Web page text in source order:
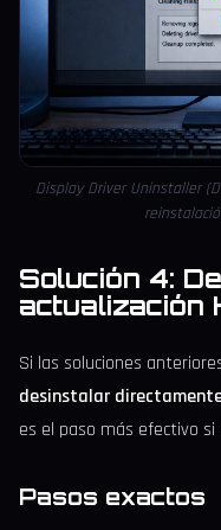
Display Driver Uninstaller
Solución 4:
actualización
Si las soluciones
desinstalar
es el paso más efectivo
Pasos exactos